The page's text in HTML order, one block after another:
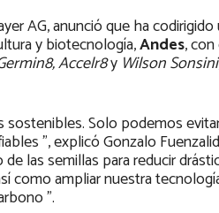
AG, anunció que ha codirigido
y biotecnología,Andes,
Accelr8y Wilson Sonsini
Solo podemos
”, explicó Gonzalo
las semillas para reducir
como ampliar nuestra
”.